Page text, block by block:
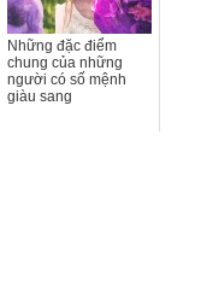
Những đặc điểm
chung của những
người có số mệnh
giàu sang